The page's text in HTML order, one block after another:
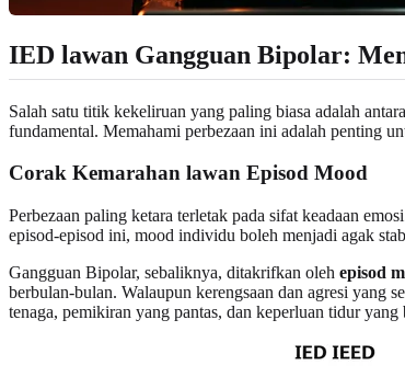
IED lawan Gangguan Bipolar:
Salah satu titik kekeliruan yang paling biasa adalah
fundamental. Memahami perbezaan ini adalah penting
Corak Kemarahan lawan Episod Mood
Perbezaan paling ketara terletak pada sifat keadaan
episod-episod ini, mood individu boleh menjadi agak
Gangguan Bipolar, sebaliknya, ditakrifkan oleh episod
berbulan-bulan. Walaupun kerengsaan dan agresi yang
tenaga, pemikiran yang pantas, dan keperluan tidur